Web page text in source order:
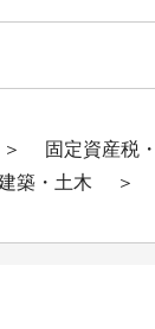
固定資産税
築・土木
＞